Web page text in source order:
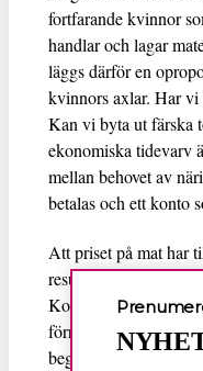
fortfarande kvinnor
handlar och lagar
läggs därför en
kvinnors axlar. Har vi
Kan vi byta ut färska
ekonomiska tidevarv
mellan behovet av
betalas och ett konto
Att priset på mat har
resultatet av en
Konkurrensverket
förrän skadan redan
begränsade. Under